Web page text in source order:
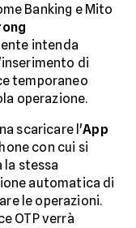
Banking e Mito
intenda
di
temporaneo
operazione.
scaricare l'App
con cui si
la stessa
automatica di
le operazioni.
OTP verrà